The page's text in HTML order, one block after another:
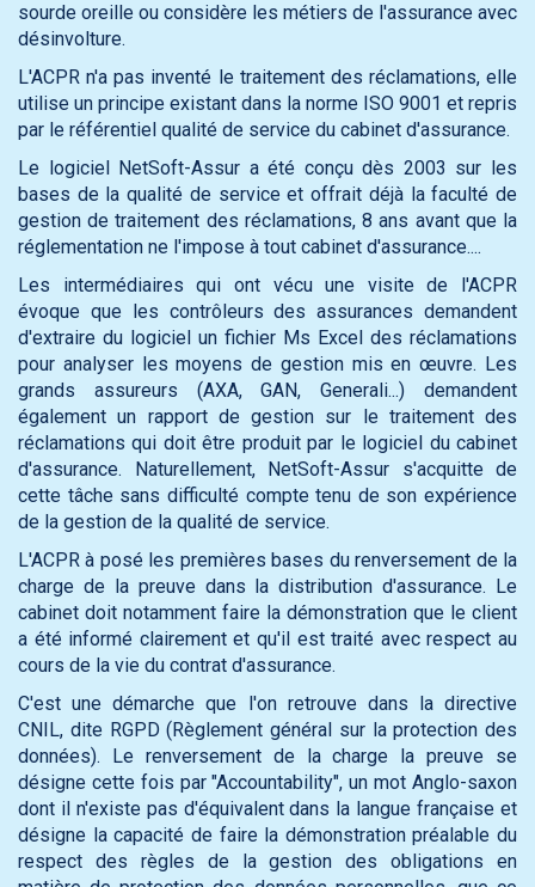
sourde oreille ou considère les métiers de l'assurance avec
désinvolture.
L'ACPR n'a pas inventé le traitement des réclamations, elle
utilise un principe existant dans la norme ISO 9001 et repris
par le référentiel qualité de service du cabinet d'assurance.
Le logiciel NetSoft-Assur a été conçu dès 2003 sur les
bases de la qualité de service et offrait déjà la faculté de
gestion de traitement des réclamations, 8 ans avant que la
réglementation ne l'impose à tout cabinet d'assurance....
Les intermédiaires qui ont vécu une visite de l'ACPR
évoque que les contrôleurs des assurances demandent
d'extraire du logiciel un fichier Ms Excel des réclamations
pour analyser les moyens de gestion mis en œuvre. Les
grands assureurs (AXA, GAN, Generali...) demandent
également un rapport de gestion sur le traitement des
réclamations qui doit être produit par le logiciel du cabinet
d'assurance. Naturellement, NetSoft-Assur s'acquitte de
cette tâche sans difficulté compte tenu de son expérience
de la gestion de la qualité de service.
L'ACPR à posé les premières bases du renversement de la
charge de la preuve dans la distribution d'assurance. Le
cabinet doit notamment faire la démonstration que le client
a été informé clairement et qu'il est traité avec respect au
cours de la vie du contrat d'assurance.
C'est une démarche que l'on retrouve dans la directive
CNIL, dite RGPD (Règlement général sur la protection des
données). Le renversement de la charge la preuve se
désigne cette fois par "Accountability", un mot Anglo-saxon
dont il n'existe pas d'équivalent dans la langue française et
désigne la capacité de faire la démonstration préalable du
respect des règles de la gestion des obligations en